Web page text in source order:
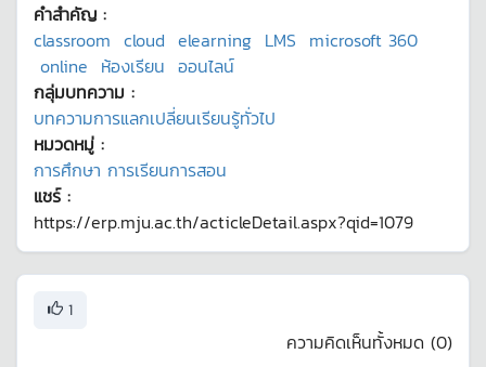
คำสำคัญ :
classroom cloud elearning LMS microsoft 360
online ห้องเรียน ออนไลน์
กลุ่มบทความ :
บทความการแลกเปลี่ยนเรียนรู้ทั่วไป
หมวดหมู่ :
การศึกษา การเรียนการสอน
แชร์ :
https://erp.mju.ac.th/acticleDetail.aspx?qid=1079
1
ความคิดเห็นทั้งหมด (0)